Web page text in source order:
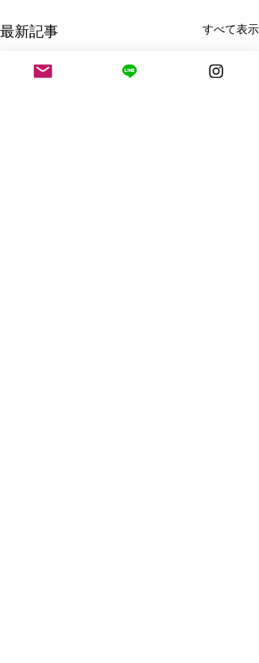
最新記事 すべて表示